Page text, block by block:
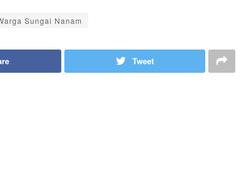
Sungai Nanam
Tweet